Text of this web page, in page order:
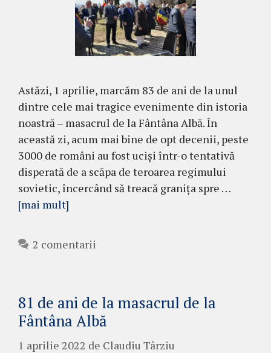
Astăzi, 1 aprilie, marcăm 83 de ani de la unul
dintre cele mai tragice evenimente din istoria
noastră – masacrul de la Fântâna Albă. În
această zi, acum mai bine de opt decenii, peste
3000 de români au fost uciși într-o tentativă
disperată de a scăpa de teroarea regimului
sovietic, încercând să treacă granița spre …
[mai mult]
2 comentarii
81 de ani de la masacrul de la
Fântâna Albă
1 aprilie 2022 de Claudiu Târziu